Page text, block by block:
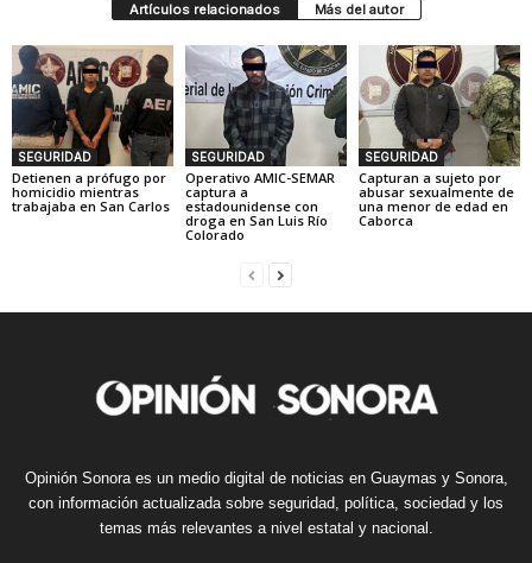
Artículos relacionados Más del autor
SEGURIDAD
Detienen a prófugo por
homicidio mientras
trabajaba en San Carlos
SEGURIDAD
Operativo AMIC-SEMAR
captura a
estadounidense con
droga en San Luis Río
Colorado
SEGURIDAD
Capturan a sujeto por
abusar sexualmente de
una menor de edad en
Caborca
Opinión Sonora es un medio digital de noticias en Guaymas y Sonora,
con información actualizada sobre seguridad, política, sociedad y los
temas más relevantes a nivel estatal y nacional.